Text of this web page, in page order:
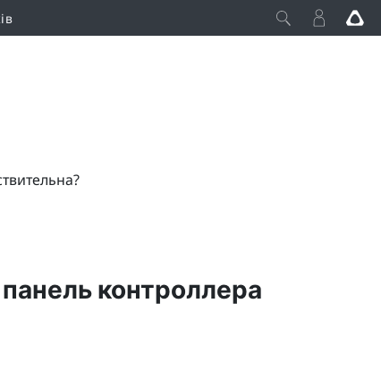
контроллера